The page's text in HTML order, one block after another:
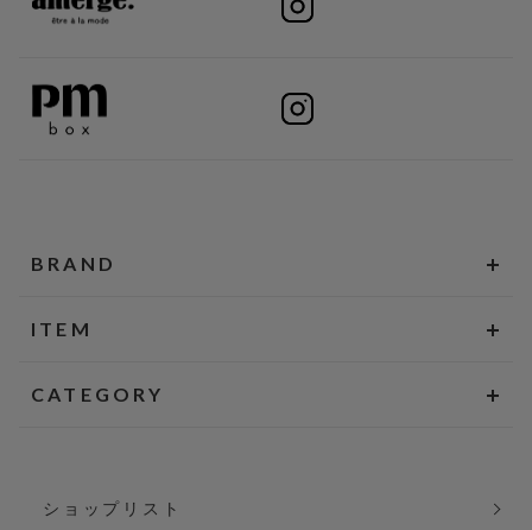
BRAND
ITEM
CATEGORY
ショップリスト